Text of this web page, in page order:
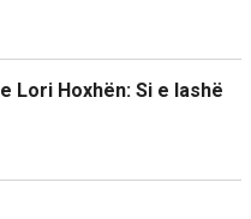
Lori Hoxhën: Si e lashë